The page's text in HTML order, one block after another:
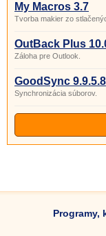
My Macros 3.7
Tvorba makier zo
OutBack Plus
Záloha pre Outlook.
GoodSync 9.9.5.8
Synchronizácia súborov.
Programy,